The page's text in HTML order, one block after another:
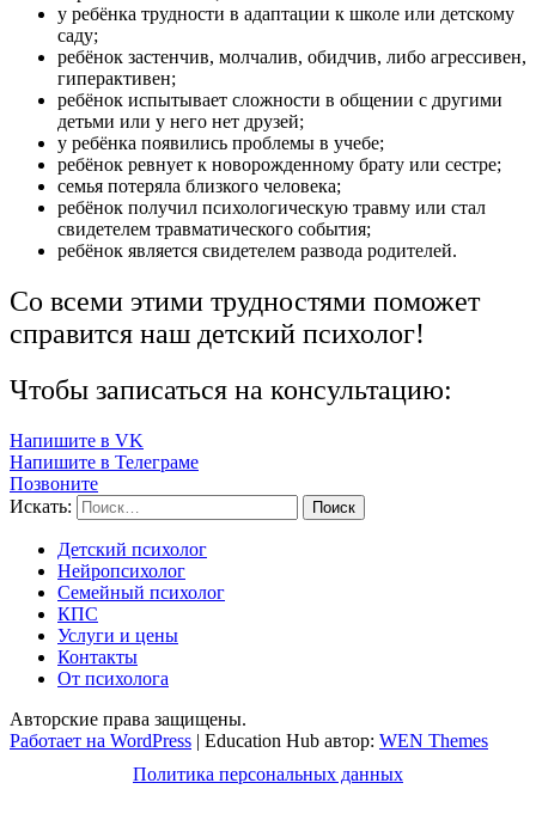
у ребёнка трудности в адаптации к школе или детскому
саду;
ребёнок застенчив, молчалив, обидчив, либо агрессивен,
гиперактивен;
ребёнок испытывает сложности в общении с другими
детьми или у него нет друзей;
у ребёнка появились проблемы в учебе;
ребёнок ревнует к новорожденному брату или сестре;
семья потеряла близкого человека;
ребёнок получил психологическую травму или стал
свидетелем травматического события;
ребёнок является свидетелем развода родителей.
Со всеми этими трудностями поможет
справится наш детский психолог!
Чтобы записаться на консультацию:
Напишите в VK
Напишите в Телеграме
Позвоните
Искать:
Детский психолог
Нейропсихолог
Семейный психолог
КПС
Услуги и цены
Контакты
От психолога
Авторские права защищены.
Работает на WordPress | Education Hub автор: WEN Themes
Политика персональных данных